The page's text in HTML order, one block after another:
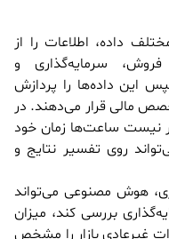
داده، اطلاعات را از
فروش، سرمایه‌گذاری و
این داده‌ها را پردازش
مالی قرار می‌دهند. در
نیست ساعت‌ها زمان خود
روی تفسیر نتایج و
هوش مصنوعی می‌تواند
بررسی کند، میزان
غیرعادی بازار را مشخص